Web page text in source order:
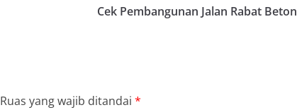
Cek Pembangunan Jalan Rabat Beton
Ruas yang wajib ditandai *